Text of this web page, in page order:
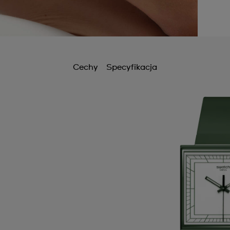
Cechy Specyfikacja